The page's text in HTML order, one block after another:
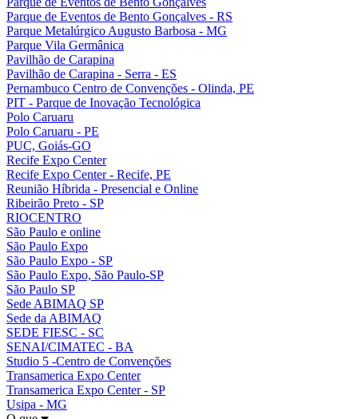
Parque de Eventos de Bento Gonçalves - RS
Parque Metalúrgico Augusto Barbosa - MG
Parque Vila Germânica
Pavilhão de Carapina
Pavilhão de Carapina - Serra - ES
Pernambuco Centro de Convenções - Olinda, PE
PIT - Parque de Inovação Tecnológica
Polo Caruaru
Polo Caruaru - PE
PUC, Goiás-GO
Recife Expo Center
Recife Expo Center - Recife, PE
Reunião Híbrida - Presencial e Online
Ribeirão Preto - SP
RIOCENTRO
São Paulo e online
São Paulo Expo
São Paulo Expo - SP
São Paulo Expo, São Paulo-SP
São Paulo SP
Sede ABIMAQ SP
Sede da ABIMAQ
SEDE FIESC - SC
SENAI/CIMATEC - BA
Studio 5 -Centro de Convenções
Transamerica Expo Center
Transamerica Expo Center - SP
Usipa - MG